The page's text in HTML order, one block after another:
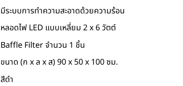
มีระบบการทำความสะอาดด้วยความร้อน
หลอดไฟ LED แบบเหลี่ยม 2 x 6 วัตต์
Baffle Filter จำนวน 1 ชิ้น
ขนาด (ก x ล x ส) 90 x 50 x 100 ซม.
สีดำ